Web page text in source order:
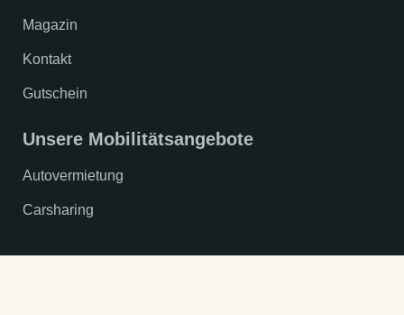
Magazin
Kontakt
Gutschein
Unsere Mobilitätsangebote
Autovermietung
Carsharing